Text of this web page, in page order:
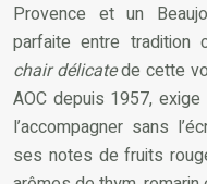
Provence et un
parfaite entre tradition
chair délicatede cette
AOC depuis 1957,
l’accompagner sans
ses notes de fruits